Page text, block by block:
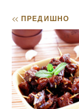
<< ПРЕДИШНО